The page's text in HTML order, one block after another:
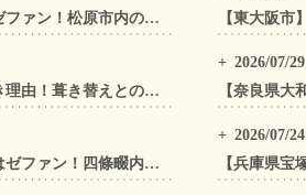
松原市の屋根工事・外壁工事・外装リフォームはゼファン！松原市内の工事事例もご紹介
太陽光パネル設置前に「屋根カバー工法」をすべき理由！葺き替えとの違いや費用・雨漏り対策をプロが解説
四條畷市の屋根工事・外壁工事・外装リフォームはゼファン！四條畷内の工事事例もご紹介
2026/07/29
2026/07/24